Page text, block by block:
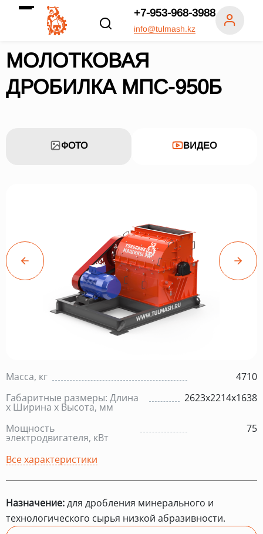
+7-953-968-3988
info@tulmash.kz
МОЛОТКОВАЯ
ДРОБИЛКА МПС-950Б
ФОТО ВИДЕО
Масса, кг
4710
Габаритные размеры: Длина
х Ширина х Высота, мм
2623х2214х1638
Мощность
электродвигателя, кВт
75
Все характеристики
Назначение:для дробления минерального и
технологического сырья низкой абразивности.